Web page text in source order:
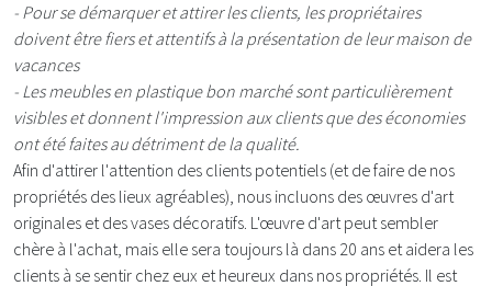
- Pour se démarquer et attirer les clients, les propriétaires
doivent être fiers et attentifs à la présentation de leur maison de
vacances
- Les meubles en plastique bon marché sont particulièrement
visibles et donnent l'impression aux clients que des économies
ont été faites au détriment de la qualité.
Afin d'attirer l'attention des clients potentiels (et de faire de nos
propriétés des lieux agréables), nous incluons des œuvres d'art
originales et des vases décoratifs. L'œuvre d'art peut sembler
chère à l'achat, mais elle sera toujours là dans 20 ans et aidera les
clients à se sentir chez eux et heureux dans nos propriétés. Il est